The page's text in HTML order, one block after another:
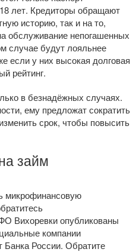
лет. Кредиторы обращают
историю, так и на то,
обслуживание непогашенных
случае будут лояльнее
если у них высокая долговая
рейтинг.
в безнадёжных случаях.
ему предложат сократить
срок, чтобы повысить
займ
микрофинансовую
Вихоревки опубликованы
компании
Банка России. Обратите